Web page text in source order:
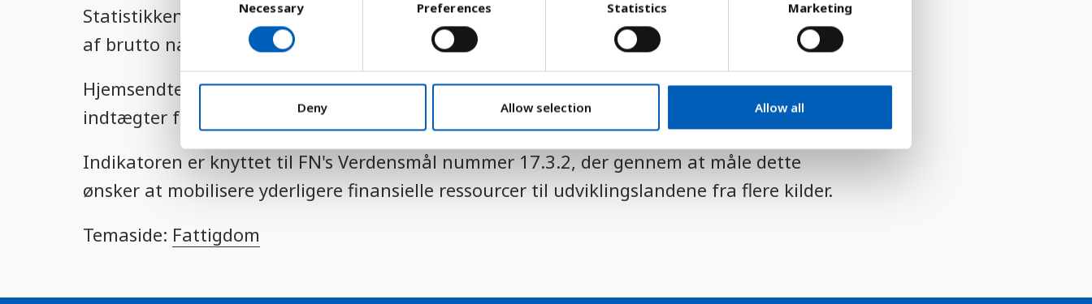
s
n
e
l
c
i
Necessary Preferences Statistics Marketing
Deny Allow selection Allow all
Statistikken viser størrelsen på modtagere af penge fra arbejdere i udlandet, som andel
af brutto nationalprodukt (BNP).
Hjemsendte penge, kaldes ofte "remisser", og mange udviklingslande er afhængige af
indtægter fra borgere, som arbejder uden for landet og sender penge hjem.
Indikatoren er knyttet til FN's Verdensmål nummer 17.3.2, der gennem at måle dette
ønsker at mobilisere yderligere finansielle ressourcer til udviklingslandene fra flere kilder.
Temaside: Fattigdom